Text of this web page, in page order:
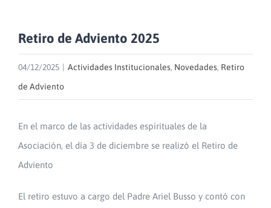
Retiro de Adviento 2025
04/12/2025 Actividades Institucionales, Novedades, Retiro
de Adviento
En el marco de las actividades espirituales de la
Asociación, el día 3 de diciembre se realizó el Retiro de
Adviento
El retiro estuvo a cargo del Padre Ariel Busso y contó con